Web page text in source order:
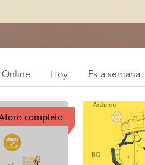
Online Hoy Esta semana
completo